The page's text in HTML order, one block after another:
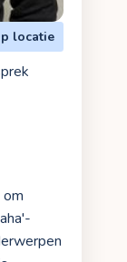
locatie